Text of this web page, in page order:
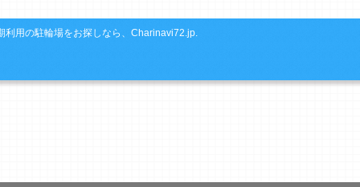
利用の駐輪場をお探しなら、Charinavi72.jp.